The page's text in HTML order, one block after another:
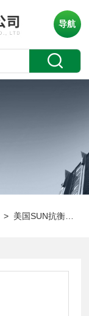
导航
> 美国SUN抗衡阀